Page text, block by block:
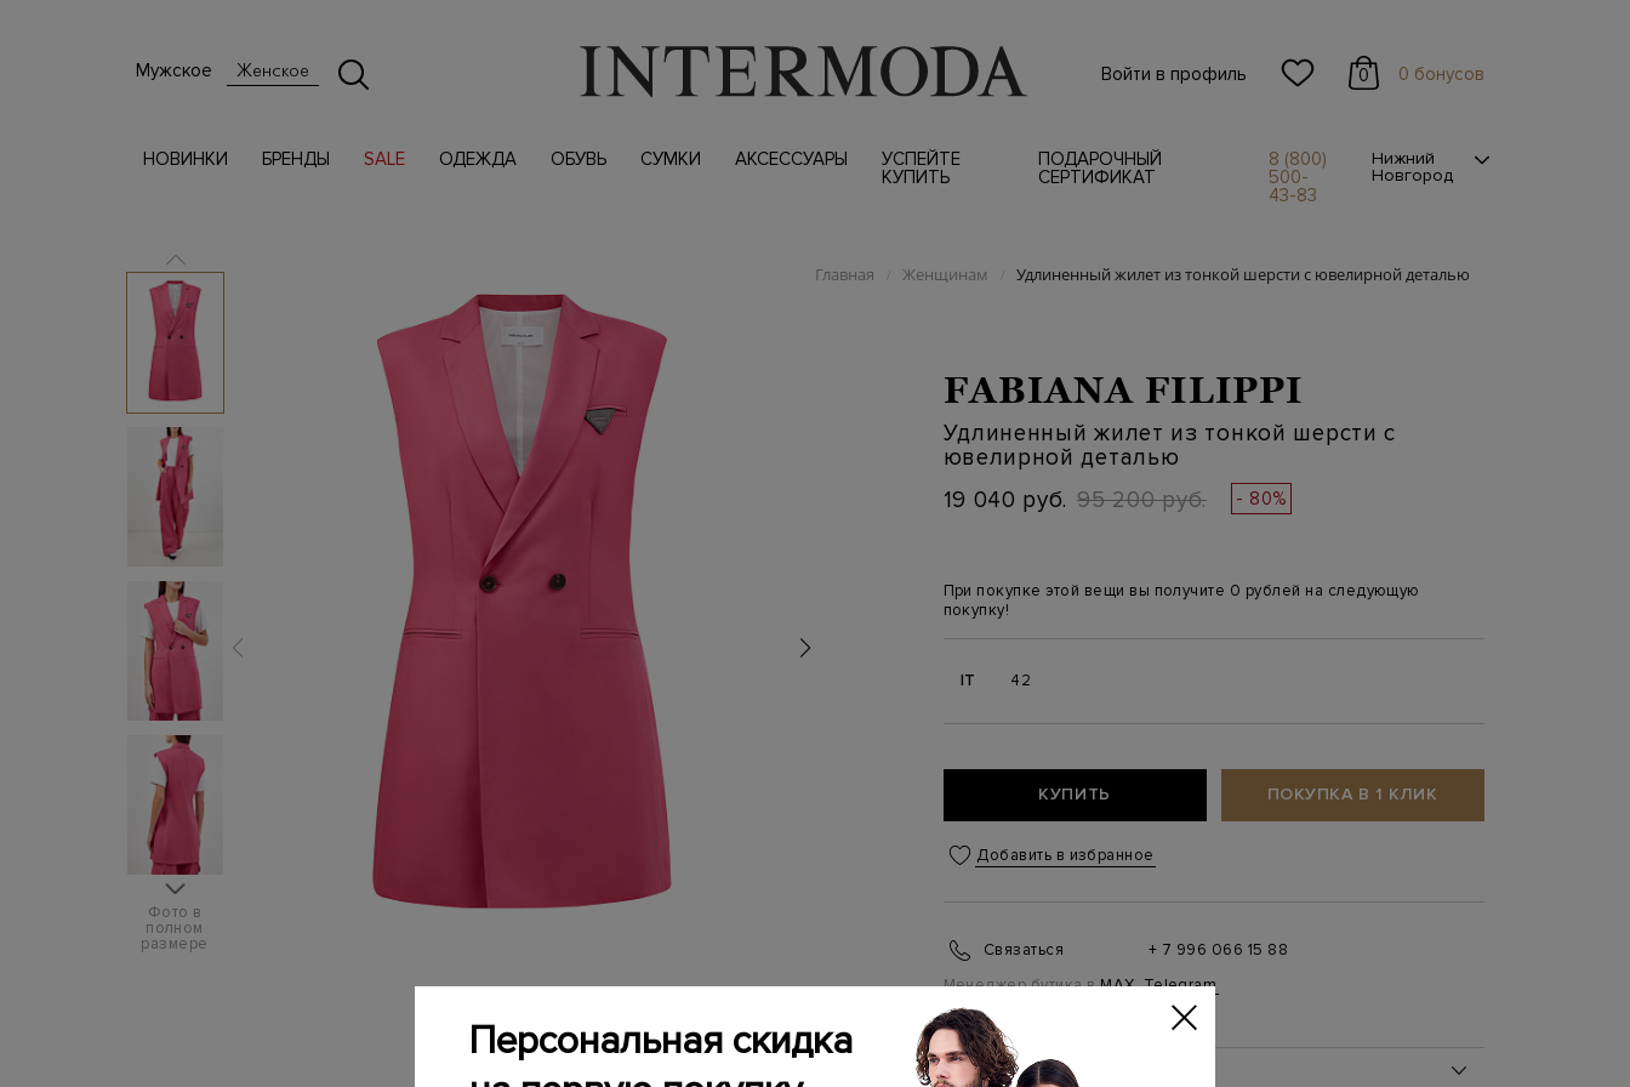
Мужское Женское Войти в профиль 0 0 бонусов
НОВИНКИ БРЕНДЫ SALE ОДЕЖДА ОБУВЬ СУМКИ АКСЕССУАРЫ
УСПЕЙТЕ
КУПИТЬ
ПОДАРОЧНЫЙ
СЕРТИФИКАТ
8 (800)
500-
43-83
Нижний
Новгород
Фото в
полном
размере
Главная / Женщинам / Удлиненный жилет из тонкой шерсти с ювелирной деталью
FABIANA FILIPPI
Удлиненный жилет из тонкой шерсти с
ювелирной деталью
19 040 руб. 95 200 руб. - 80%
При покупке этой вещи вы получите 0 рублей на следующую
покупку!
IT 42
КУПИТЬ ПОКУПКА В 1 КЛИК
Добавить в избранное
Связаться
+ 7 996 066 15 88
Менеджер бутика вMAX,Telegram
(ежедневно с 10:00 до 21:00)
ИНФОРМАЦИЯ ОБ ИЗДЕЛИИ
Персональная скидка